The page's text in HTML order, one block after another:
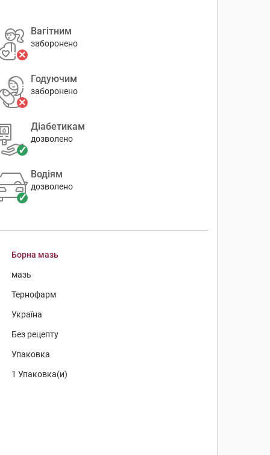
Вагітним
заборонено
Годуючим
заборонено
Діабетикам
дозволено
Водіям
дозволено
Борна мазь
мазь
Тернофарм
Україна
Без рецепту
Упаковка
1 Упаковка(и)